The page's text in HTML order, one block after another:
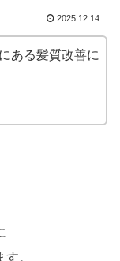
2025.12.14
ある髪質改善に
。